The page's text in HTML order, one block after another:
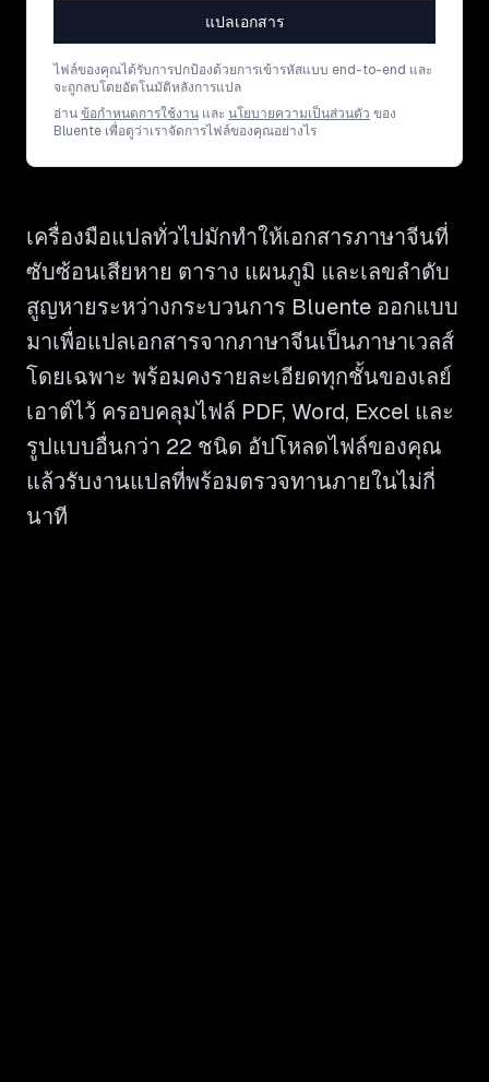
แปลเอกสาร
ไฟล์ของคุณได้รับการปกป้องด้วยการเข้ารหัสแบบ end-to-end และ
จะถูกลบโดยอัตโนมัติหลังการแปล
อ่านข้อกำหนดการใช้งาน และ นโยบายความเป็นส่วนตัว ของ
Bluente เพื่อดูว่าเราจัดการไฟล์ของคุณอย่างไร
เครื่องมือแปลทั่วไปมักทำให้เอกสารภาษาจีนที่
ซับซ้อนเสียหาย ตาราง แผนภูมิ และเลขลำดับ
สูญหายระหว่างกระบวนการ Bluente ออกแบบ
มาเพื่อแปลเอกสารจากภาษาจีนเป็นภาษาเวลส์
โดยเฉพาะ พร้อมคงรายละเอียดทุกชั้นของเลย์
เอาต์ไว้ ครอบคลุมไฟล์ PDF, Word, Excel และ
รูปแบบอื่นกว่า 22 ชนิด อัปโหลดไฟล์ของคุณ
แล้วรับงานแปลที่พร้อมตรวจทานภายในไม่กี่
นาที